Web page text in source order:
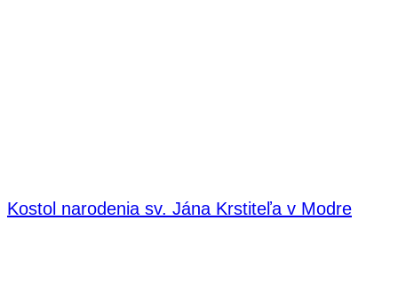
Kostol narodenia sv. Jána Krstiteľa v Modre